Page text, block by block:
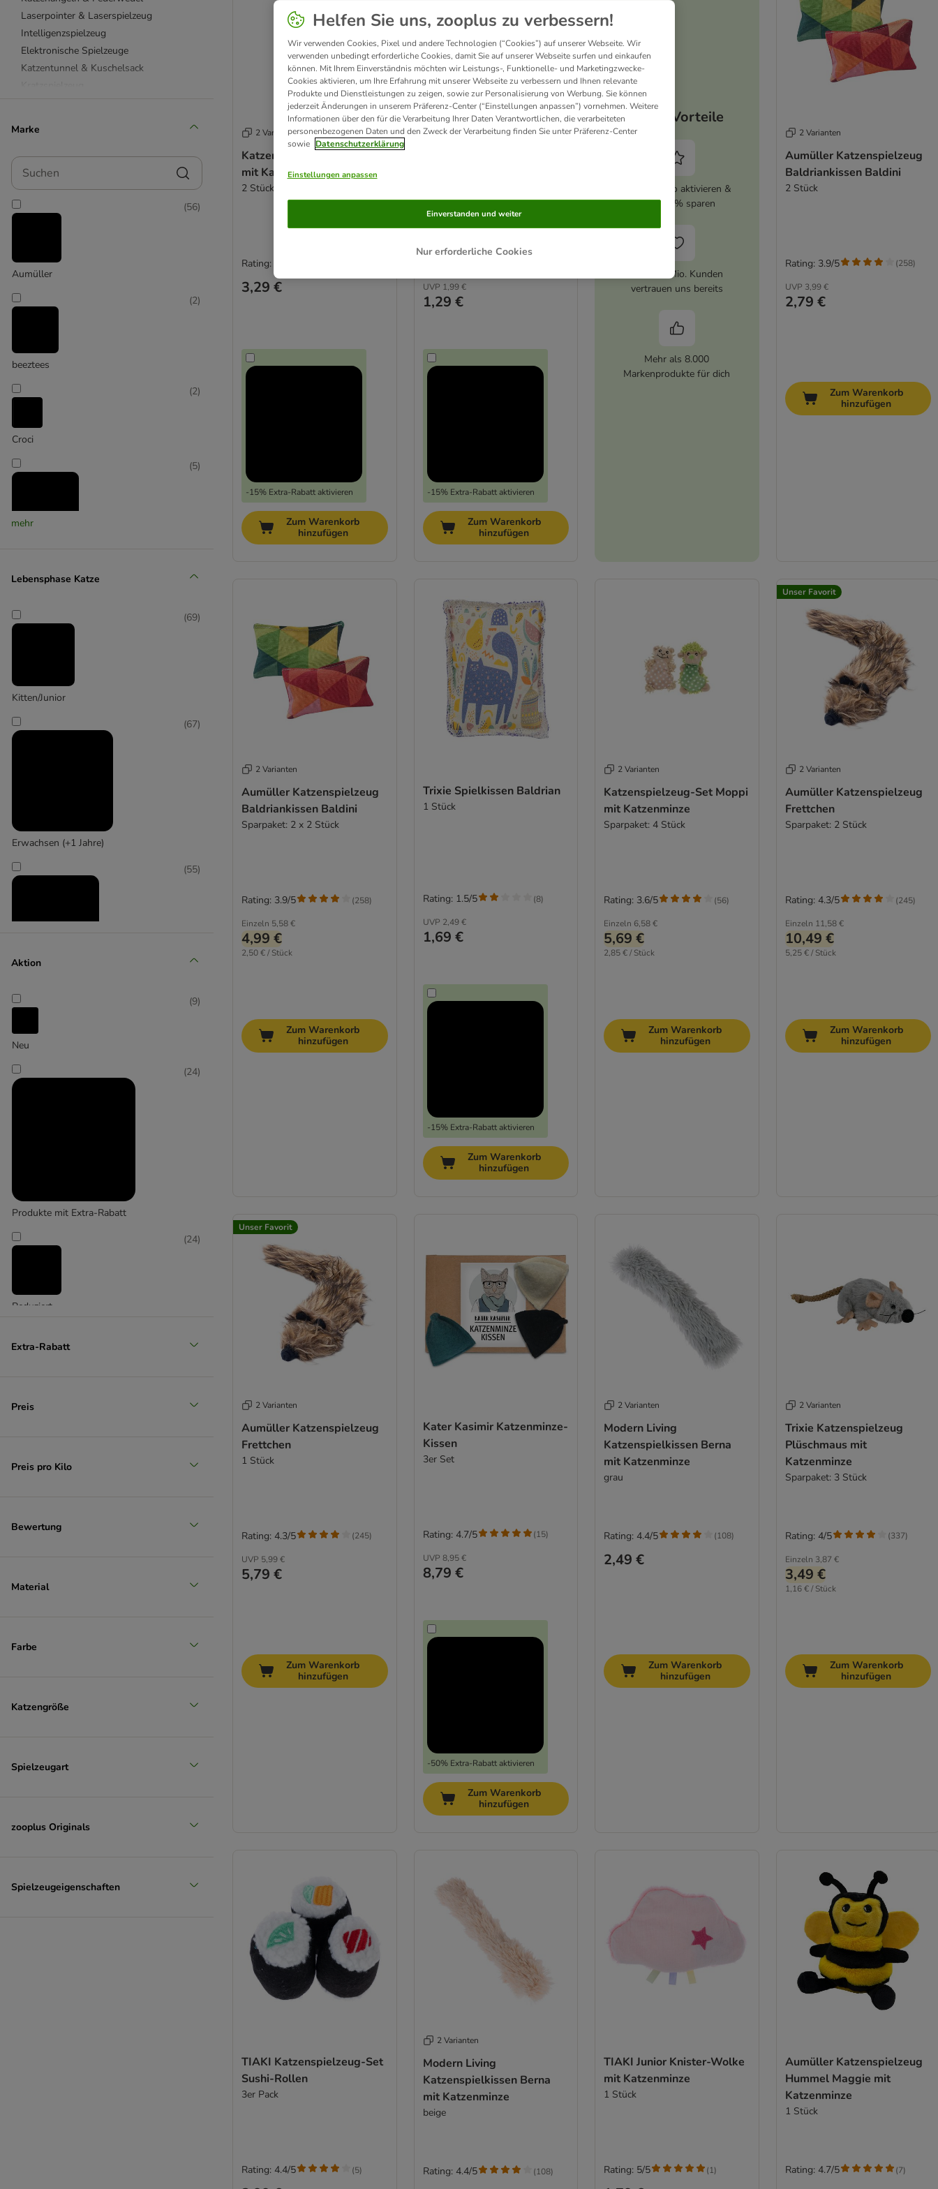
Laserpointer & Laserspielzeug
Intelligenzspielzeug
Elektronische Spielzeuge
Katzentunnel & Kuschelsack
Designed by Lotte
KONG Katzenspielzeug
Modern Living Katzenspielzeug
Katzenlaufrad
Katzenpools
Spielmäuse
Marke
Suchen
Aumüller
(56)
beeztees
(2)
Croci
(2)
(5)
KONG
15)
Mcboson
mehr
Lebensphase Katze
Kitten/Junior
(69)
Erwachsen (+1 Jahre)
(67)
(55)
Aktion
Neu
(9)
Produkte mit Extra-Rabatt
(24)
Reduziert
(24)
Extra-Rabatt
Preis
Preis pro Kilo
Bewertung
Material
Farbe
Katzengröße
Spielzeugart
zooplus Originals
Spielzeugeigenschaften
2 Varianten
Katzenspielzeug-Set Moppi
mit Katzenminze
2 Stück
3,29 €
-15% Extra-Rabatt aktivieren
Rating: 3.6/5
Zum Warenkorb
hinzufügen
2 Varianten
1 Stück
UVP 1,99 €
1,29 €
-15% Extra-Rabatt aktivieren
Zum Warenkorb
hinzufügen
Deine Vorteile
zooplus Abo aktivieren &
immer 5% sparen
Über 10 Mio. Kunden
vertrauen uns bereits
Mehr als 8.000
Markenprodukte für dich
2 Varianten
Aumüller Katzenspielzeug
Baldriankissen Baldini
2 Stück
UVP 3,99 €
2,79 €
Rating: 3.9/5 (258)
Zum Warenkorb
hinzufügen
2 Varianten
Aumüller Katzenspielzeug
Baldriankissen Baldini
Sparpaket: 2 x 2 Stück
Einzeln 5,58 €
4,99 €
2,50 € / Stück
Rating: 3.9/5 (258)
Zum Warenkorb
hinzufügen
Trixie Spielkissen Baldrian
1 Stück
UVP 2,49 €
1,69 €
-15% Extra-Rabatt aktivieren
Rating: 1.5/5 (8)
Zum Warenkorb
hinzufügen
2 Varianten
Katzenspielzeug-Set Moppi
mit Katzenminze
Sparpaket: 4 Stück
Einzeln 6,58 €
5,69 €
2,85 € / Stück
Rating: 3.6/5 (56)
Zum Warenkorb
hinzufügen
Unser Favorit
2 Varianten
Aumüller Katzenspielzeug
Frettchen
Sparpaket: 2 Stück
Einzeln 11,58 €
10,49 €
5,25 € / Stück
Rating: 4.3/5 (245)
Zum Warenkorb
hinzufügen
Unser Favorit
2 Varianten
Aumüller Katzenspielzeug
Frettchen
1 Stück
UVP 5,99 €
5,79 €
Rating: 4.3/5 (245)
Zum Warenkorb
hinzufügen
Kater Kasimir Katzenminze-
Kissen
3er Set
UVP 8,95 €
8,79 €
-50% Extra-Rabatt aktivieren
Rating: 4.7/5 (15)
Zum Warenkorb
hinzufügen
2 Varianten
Modern Living
Katzenspielkissen Berna
mit Katzenminze
grau
2,49 €
Rating: 4.4/5 (108)
Zum Warenkorb
hinzufügen
2 Varianten
Trixie Katzenspielzeug
Plüschmaus mit
Katzenminze
Sparpaket: 3 Stück
Einzeln 3,87 €
3,49 €
1,16 € / Stück
Rating: 4/5 (337)
Zum Warenkorb
hinzufügen
TIAKI Katzenspielzeug-Set
Sushi-Rollen
3er Pack
Rating: 4.4/5 (5)
2 Varianten
Modern Living
Katzenspielkissen Berna
mit Katzenminze
beige
Rating: 4.4/5 (108)
TIAKI Junior Knister-Wolke
mit Katzenminze
1 Stück
Rating: 5/5 (1)
Aumüller Katzenspielzeug
Hummel Maggie mit
Katzenminze
1 Stück
Rating: 4.7/5 (7)
Helfen Sie uns, zooplus zu verbessern!
Wir verwenden Cookies, Pixel und andere Technologien (“Cookies”) auf unserer Webseite. Wir
verwenden unbedingt erforderliche Cookies, damit Sie auf unserer Webseite surfen und einkaufen
können. Mit Ihrem Einverständnis möchten wir Leistungs-, Funktionelle- und Marketingzwecke-
Cookies aktivieren, um Ihre Erfahrung mit unserer Webseite zu verbessern und Ihnen relevante
Produkte und Dienstleistungen zu zeigen, sowie zur Personalisierung von Werbung. Sie können
jederzeit Änderungen in unserem Präferenz-Center (“Einstellungen anpassen”) vornehmen. Weitere
Informationen über den für die Verarbeitung Ihrer Daten Verantwortlichen, die verarbeiteten
personenbezogenen Daten und den Zweck der Verarbeitung finden Sie unter Präferenz-Center
sowie Datenschutzerklärung
Einstellungen anpassen
Nur erforderliche Cookies
Einverstanden und weiter